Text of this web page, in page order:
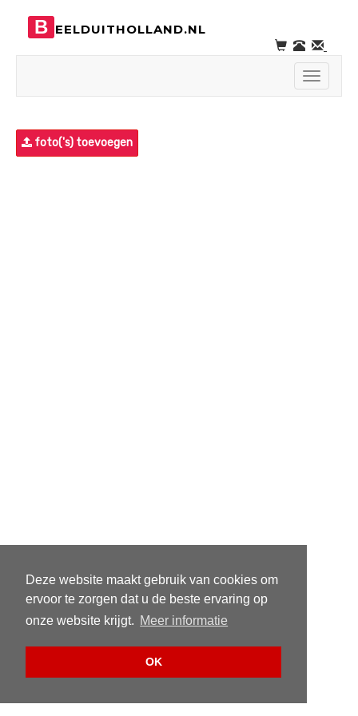
Deze website maakt gebruik van cookies om
ervoor te zorgen dat u de beste ervaring op
onze website krijgt. Meer informatie
OK
B EELDUITHOLLAND.NL
Toggle
foto('s) toevoegen